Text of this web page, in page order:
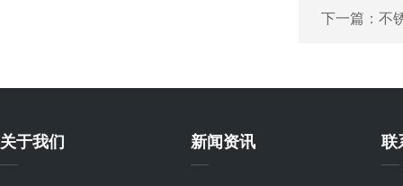
下一篇： 不
关于我们 新闻资讯 联